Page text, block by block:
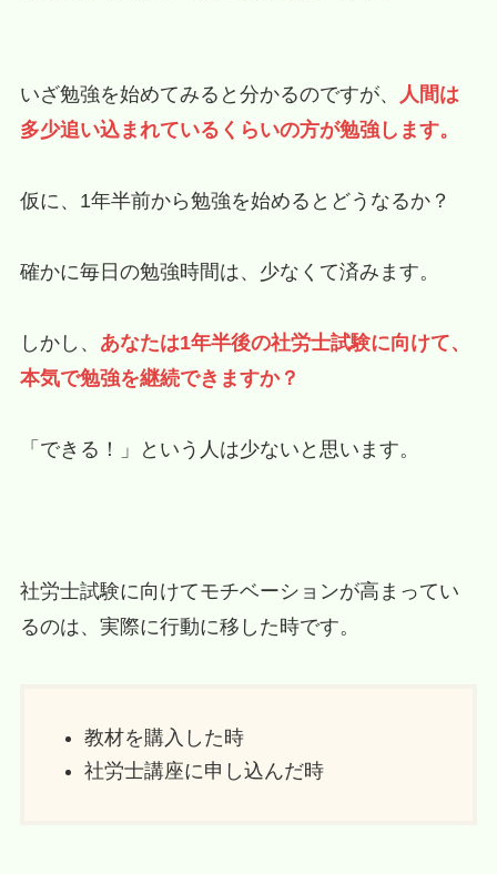
いざ勉強を始めてみると分かるのですが、
人間は
多少追い込まれているくらいの方が勉強します。
仮に、1年半前から勉強を始めるとどうなるか？
確かに毎日の勉強時間は、少なくて済みます。
しかし、 あなたは1年半後の社労士試験に向けて、
本気で勉強を継続できますか？
「できる！」という人は少ないと思います。
社労士試験に向けてモチベーションが高まってい
るのは、実際に行動に移した時です。
教材を購入した時
社労士講座に申し込んだ時